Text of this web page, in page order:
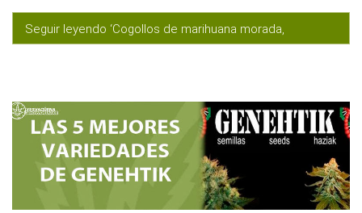
Seguir leyendo ‘Cogollos de marihuana morada,